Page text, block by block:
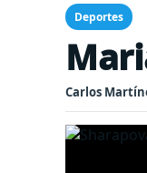
Deportes
Carlos